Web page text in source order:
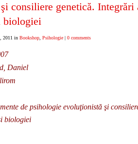
consiliere genetică. Integrări
biologiei
2011 in Bookshop Psihologie | 0 comments
Daniel
de psihologie evoluţionistă şi
biologiei